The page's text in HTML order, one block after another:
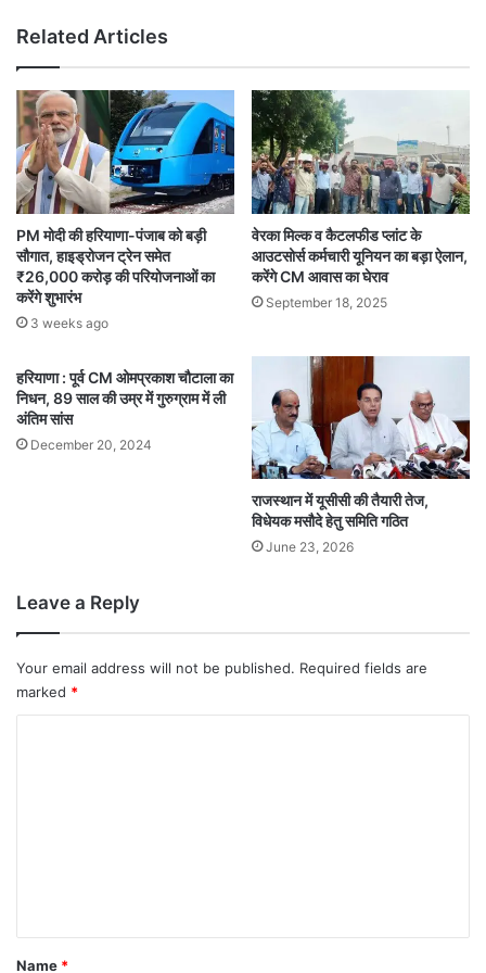
Related Articles
PM मोदी की हरियाणा-पंजाब को बड़ी
सौगात, हाइड्रोजन ट्रेन समेत
₹26,000 करोड़ की परियोजनाओं का
करेंगे शुभारंभ
3 weeks ago
वेरका मिल्क व कैटलफीड प्लांट के
आउटसोर्स कर्मचारी यूनियन का बड़ा ऐलान,
करेंगे CM आवास का घेराव
September 18, 2025
हरियाणा : पूर्व CM ओमप्रकाश चौटाला का
निधन, 89 साल की उम्र में गुरुग्राम में ली
अंतिम सांस
December 20, 2024
राजस्थान में यूसीसी की तैयारी तेज,
विधेयक मसौदे हेतु समिति गठित
June 23, 2026
Leave a Reply
Your email address will not be published. Required fields are
marked *
*
Name *